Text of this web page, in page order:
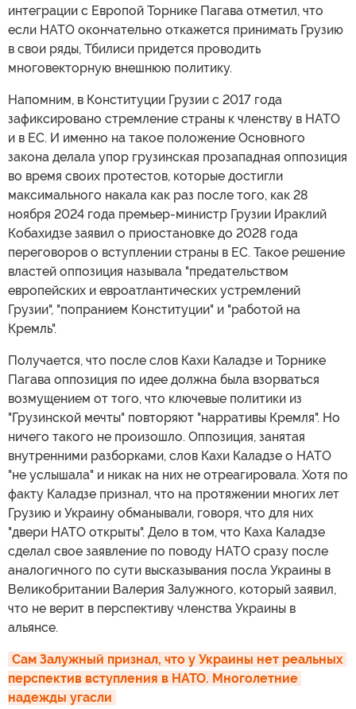
интеграции с Европой Торнике Пагава отметил, что
если НАТО окончательно откажется принимать Грузию
в свои ряды, Тбилиси придется проводить
многовекторную внешнюю политику.
Напомним, в Конституции Грузии с 2017 года
зафиксировано стремление страны к членству в НАТО
и в ЕС. И именно на такое положение Основного
закона делала упор грузинская прозападная оппозиция
во время своих протестов, которые достигли
максимального накала как раз после того, как 28
ноября 2024 года премьер-министр Грузии Ираклий
Кобахидзе заявил о приостановке до 2028 года
переговоров о вступлении страны в ЕС. Такое решение
властей оппозиция называла "предательством
европейских и евроатлантических устремлений
Грузии", "попранием Конституции" и "работой на
Кремль".
Получается, что после слов Кахи Каладзе и Торнике
Пагава оппозиция по идее должна была взорваться
возмущением от того, что ключевые политики из
"Грузинской мечты" повторяют "нарративы Кремля". Но
ничего такого не произошло. Оппозиция, занятая
внутренними разборками, слов Кахи Каладзе о НАТО
"не услышала" и никак на них не отреагировала. Хотя по
факту Каладзе признал, что на протяжении многих лет
Грузию и Украину обманывали, говоря, что для них
"двери НАТО открыты". Дело в том, что Каха Каладзе
сделал свое заявление по поводу НАТО сразу после
аналогичного по сути высказывания посла Украины в
Великобритании Валерия Залужного, который заявил,
что не верит в перспективу членства Украины в
альянсе.
Сам Залужный признал, что у Украины нет реальных
перспектив вступления в НАТО. Многолетние
надежды угасли